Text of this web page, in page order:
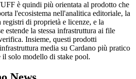
è quindi più orientata al prodotto che
l'ecosistema nell'analitica editoriale, la
di proprietà e licenze, e la
estende la stessa infrastruttura ai file
Insieme, questi prodotti
media su Cardano più pratico
solo modello di stake pool.